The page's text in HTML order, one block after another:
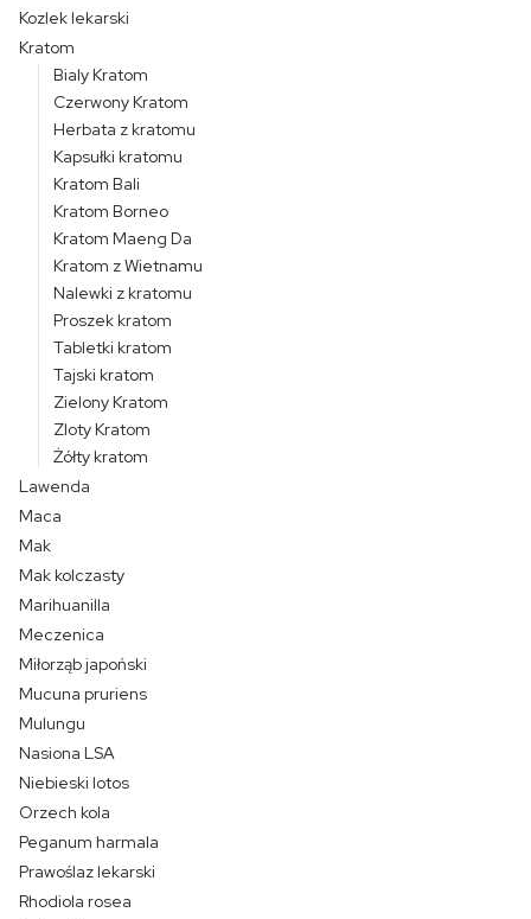
Kozlek lekarski
Kratom
Bialy Kratom
Czerwony Kratom
Herbata z kratomu
Kapsułki kratomu
Kratom Bali
Kratom Borneo
Kratom Maeng Da
Kratom z Wietnamu
Nalewki z kratomu
Proszek kratom
Tabletki kratom
Tajski kratom
Zielony Kratom
Zloty Kratom
Żółty kratom
Lawenda
Maca
Mak
Mak kolczasty
Marihuanilla
Meczenica
Miłorząb japoński
Mucuna pruriens
Mulungu
Nasiona LSA
Niebieski lotos
Orzech kola
Peganum harmala
Prawoślaz lekarski
Rhodiola rosea